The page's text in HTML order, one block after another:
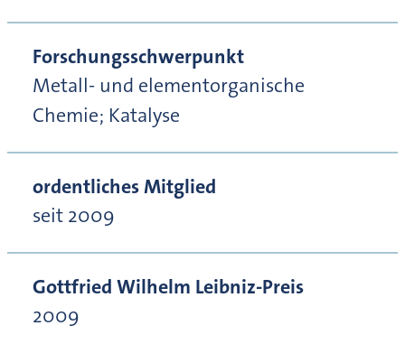
Forschungsschwerpunkt
Metall- und elementorganische
Chemie; Katalyse
ordentliches Mitglied
seit 2009
Gottfried Wilhelm Leibniz-Preis
2009